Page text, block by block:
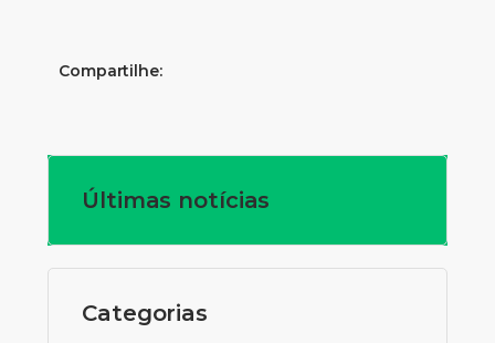
Compartilhe:
Últimas notícias
Categorias